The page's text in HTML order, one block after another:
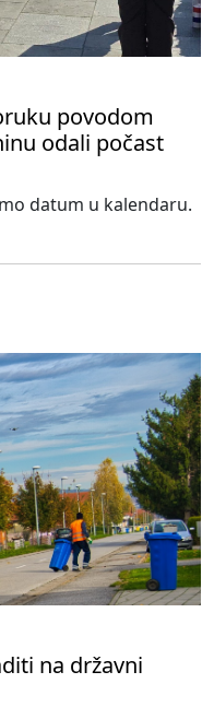
povodom
odali počast
datum u kalendaru.
na državni